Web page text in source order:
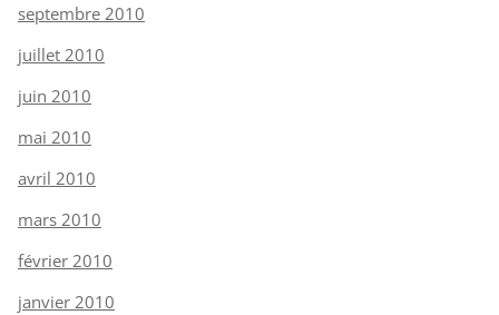
septembre 2010
juillet 2010
juin 2010
mai 2010
avril 2010
mars 2010
février 2010
janvier 2010